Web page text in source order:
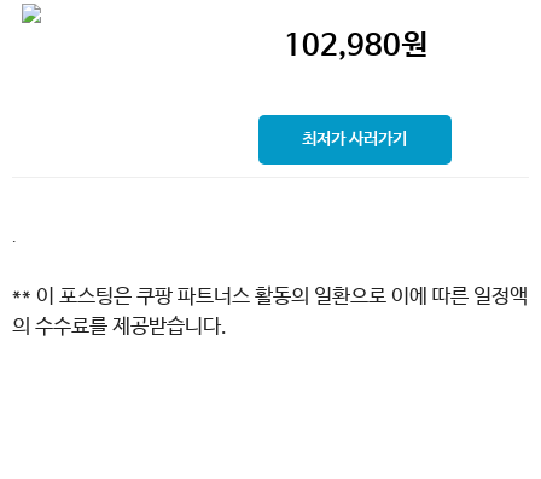
102,980원
최저가 사러가기
.
** 이 포스팅은 쿠팡 파트너스 활동의 일환으로 이에 따른 일정액
의 수수료를 제공받습니다.